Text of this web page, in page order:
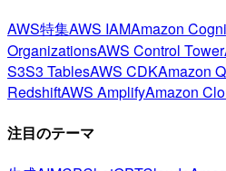
AWS特集AWS IAMAmazon
OrganizationsAWS Control Tower
S3S3 TablesAWS CDKAmazon
RedshiftAWS AmplifyAmazon
注目のテーマ